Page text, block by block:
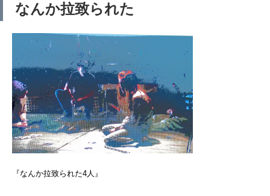
なんか拉致られた
『なんか拉致られた4人』